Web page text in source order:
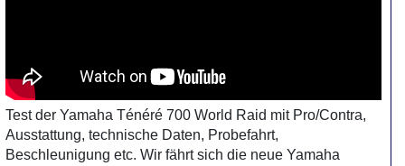
Test der Yamaha Ténéré 700 World Raid mit Pro/Contra,
Ausstattung, technische Daten, Probefahrt,
Beschleunigung etc. Wir fährt sich die neue Yamaha